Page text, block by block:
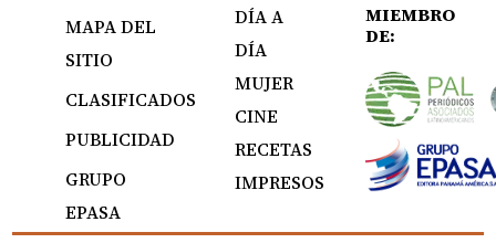
MAPA DEL
SITIO
CLASIFICADOS
PUBLICIDAD
GRUPO
EPASA
DÍA A
DÍA
MUJER
CINE
RECETAS
IMPRESOS
MIEMBRO
DE: